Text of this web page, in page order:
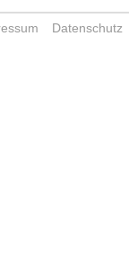
Datenschutz